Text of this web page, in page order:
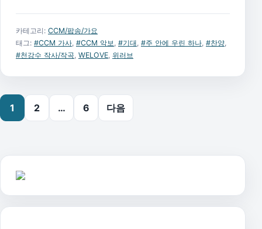
카테고리: CCM/팝송/가요
태그: #CCM 가사, #CCM 악보, #기대, #주 안에 우린 하나, #찬양,
#천강수 작사/작곡, WELOVE, 위러브
글 페이지 매김
1 2 … 6 다음